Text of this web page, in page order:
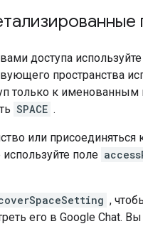
доступа
пространства
только к именованным
SPACE .
или присоединяться
поле
,
его в Google Chat.